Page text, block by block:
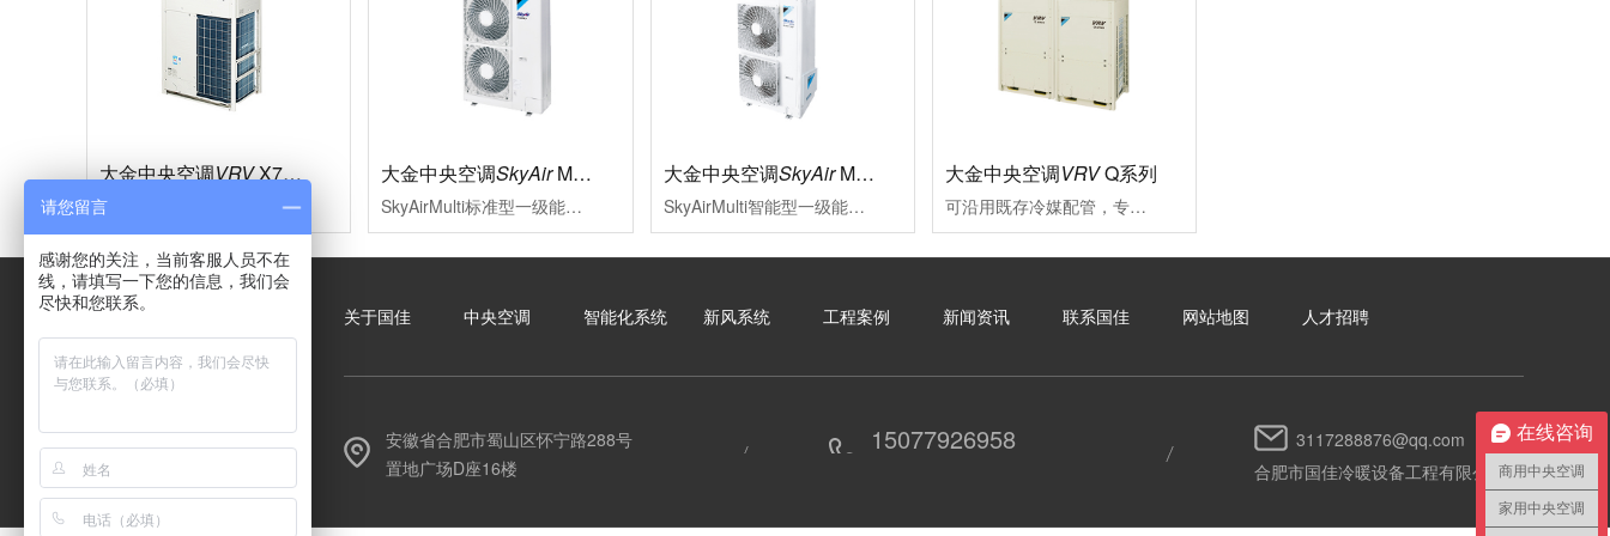
大金中央空调VRVX7系列
多联式中央空调的革新，现代大型楼宇的必然选择充分满足现代楼宇对于中央空调系统的需求，系统运转效率进一步的提升空调的舒适性、节能型、设计安装的便利性、系统运转的可靠性等多项性能均达到业内赢领水平
大金中央空调SkyAirMulti标准型
SkyAirMulti标准型一级能效新冷媒变频多联式空调系统大金将变频多联技术适合用于中小型商业空间的特质融于SkyAirMulti系列中，能够贴合各类装修风格其室外机高集成，小巧化、化整为零的特点，更为外墙预留了更多充分表达建筑设计美感与品位的空间
大金中央空调SkyAirMulti智能型
SkyAirMulti智能型一级能效变频多联空调系统性能可靠、外形美观的SkyAirMulti系列空调，一直以来是各类中小型商业空间的智慧之选SkyAirMulti系列空调全面升级，用户在体验大金空调营造的舒适空气环境的同时，更因其智能便捷的控制，完善的服务及赢领的节能效果而获益良多
大金中央空调VRVQ系列
可沿用既存冷媒配管，专注应对大楼空调改造施工周期长、投资成本高、内装修补流程繁琐一直是大楼空调改造过程中面临的难题VRV更新用Q系列能快捷对应各类改造项目的中央空调系统
关于国佳 中央空调 智能化系统 新风系统 工程案例 新闻资讯 联系国佳 网站地图 人才招聘
安徽省合肥市蜀山区怀宁路288号
置地广场D座16楼
15077926958
3117288876@qq.com
合肥市国佳冷暖设备工程有限公司
在线咨询
商用中央空调
家用中央空调
请您留言
感谢您的关注，当前客服人员不在
线，请填写一下您的信息，我们会
尽快和您联系。